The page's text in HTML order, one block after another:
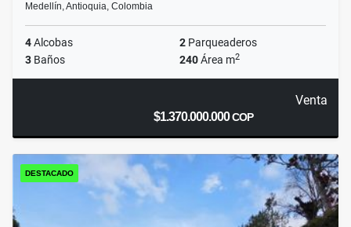
Medellín, Antioquia, Colombia
4Alcobas 2 Parqueaderos
3 Baños 240Área m2
Venta
$1.370.000.000COP
DESTACADO